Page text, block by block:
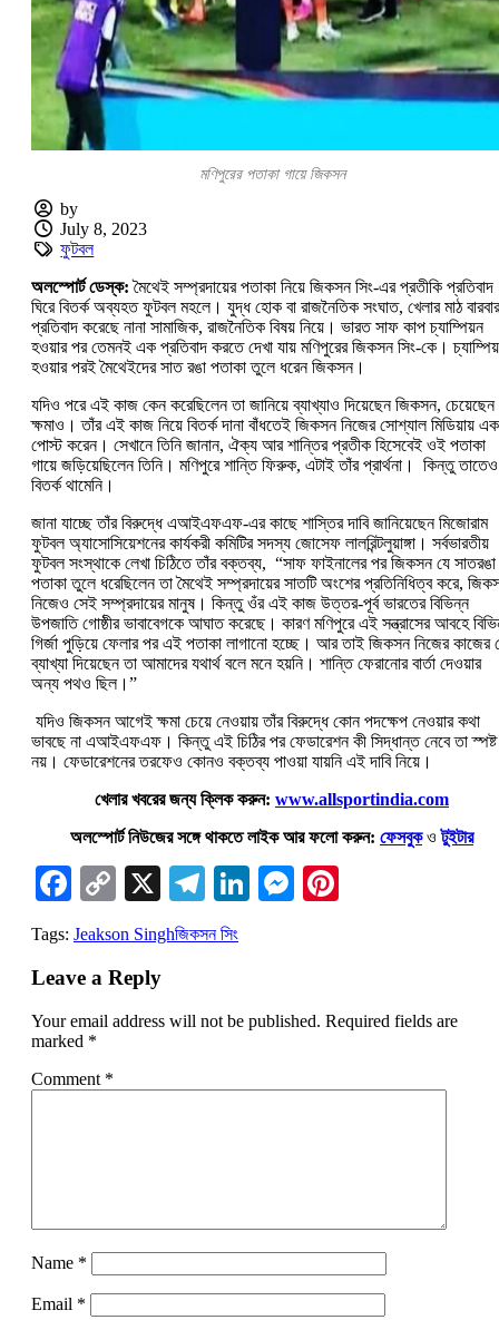
মণিপুরের পতাকা গায়ে জিকসন
by
July 8, 2023
ফুটবল
অলস্পোর্ট ডেস্ক:মৈথেই সম্প্রদায়ের পতাকা নিয়ে জিকসন সিং-এর প্রতীকি প্রতিবাদ
ঘিরে বিতর্ক অব্যহত ফুটবল মহলে। যুদ্ধ হোক বা রাজনৈতিক সংঘাত, খেলার মাঠ
প্রতিবাদ করেছে নানা সামাজিক, রাজনৈতিক বিষয় নিয়ে। ভারত সাফ কাপ চ্যাম্পিয়ন
হওয়ার পর তেমনই এক প্রতিবাদ করতে দেখা যায় মণিপুরের জিকসন সিং-কে।
হওয়ার পরই মৈথেইদের সাত রঙা পতাকা তুলে ধরেন জিকসন।
যদিও পরে এই কাজ কেন করেছিলেন তা জানিয়ে ব্যাখ্যাও দিয়েছেন জিকসন, চেয়েছেন
ক্ষমাও। তাঁর এই কাজ নিয়ে বিতর্ক দানা বাঁধতেই জিকসন নিজের সোশ্যাল মিডিয়ায়
পোস্ট করেন। সেখানে তিনি জানান, ঐক্য আর শান্তির প্রতীক হিসেবেই ওই পতাকা
গায়ে জড়িয়েছিলেন তিনি। মণিপুরে শান্তি ফিরুক, এটাই তাঁর প্রার্থনা। কিন্তু তাতেও
বিতর্ক থামেনি।
জানা যাচ্ছে তাঁর বিরুদ্ধে এআইএফএফ-এর কাছে শাস্তির দাবি জানিয়েছেন মিজোরাম
ফুটবল অ্যাসোসিয়েশনের কার্যকরী কমিটির সদস্য জোসেফ লালরিন্টলুয়াঙ্গা। সর্বভারতীয়
ফুটবল সংস্থাকে লেখা চিঠিতে তাঁর বক্তব্য, “সাফ ফাইনালের পর জিকসন যে সাতরঙা
পতাকা তুলে ধরেছিলেন তা মৈথেই সম্প্রদায়ের সাতটি অংশের প্রতিনিধিত্ব করে,
নিজেও সেই সম্প্রদায়ের মানুষ। কিন্তু ওঁর এই কাজ উত্তর-পূর্ব ভারতের বিভিন্ন
উপজাতি গোষ্ঠীর ভাবাবেগকে আঘাত করেছে। কারণ মণিপুরে এই সন্ত্রাসের আবহে
গির্জা পুড়িয়ে ফেলার পর এই পতাকা লাগানো হচ্ছে। আর তাই জিকসন নিজের কাজের
ব্যাখ্যা দিয়েছেন তা আমাদের যথার্থ বলে মনে হয়নি। শান্তি ফেরানোর বার্তা দেওয়ার
অন্য পথও ছিল।”
যদিও জিকসন আগেই ক্ষমা চেয়ে নেওয়ায় তাঁর বিরুদ্ধে কোন পদক্ষেপ নেওয়ার কথা
ভাবছে না এআইএফএফ। কিন্তু এই চিঠির পর ফেডারেশন কী সিদ্ধান্ত নেবে তা স্পষ্ট
নয়। ফেডারেশনের তরফেও কোনও বক্তব্য পাওয়া যায়নি এই দাবি নিয়ে।
খেলার খবরের জন্য ক্লিক করুন: www.allsportindia.com
অলস্পোর্ট নিউজের সঙ্গে থাকতে লাইক আর ফলো করুন: ফেসবুকওটুইটার
Facebook
Copy
Link
X Telegram
LinkedIn
Messenger
Tags: Jeakson Singhজিকসন সিং
Leave a Reply
Your email address will not be published. Required fields are
marked *
Comment *
Name *
Email *